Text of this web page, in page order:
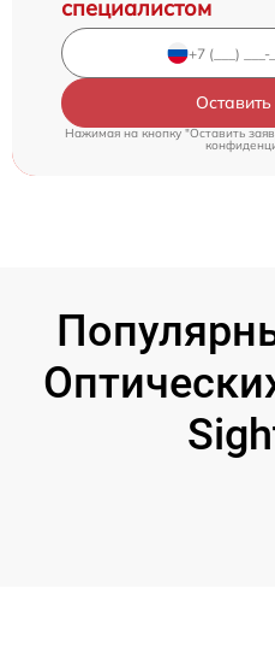
специалистом
Нажимая на кнопку "Оставить